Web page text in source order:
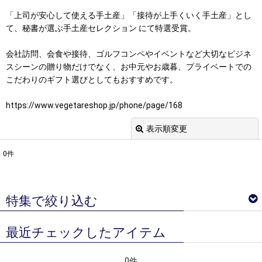
「上司が安心して使える手土産」「接待が上手くいく手土産」とし
て、秘書が選ぶ手土産セレクション にて特選受賞。
会社訪問、会食や接待、ゴルフコンペやイベントなど大切なビジネ
スシーンの贈り物だけでなく、お中元やお歳暮、プライベートでの
こだわりのギフト選びとしてもおすすめです。
https://www.vegetareshop.jp/phone/page/168
表示順変更
並び順 :
絞り込む
0件
特集で絞り込む
ベジターレ サマーギフトギフト特集
最近チェックしたアイテム